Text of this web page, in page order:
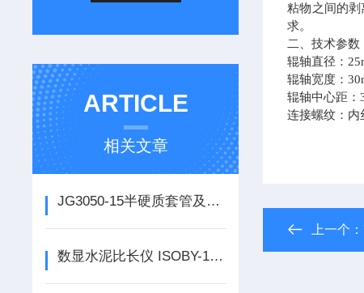
ARTICLE
相关文章
JG3050-15半硬质套管及波纹套管耐热试验装置 耐热试验装置
数显水泥比长仪 ISOBY-160使用说明
粘物之间的
求。
二、技术参数
辊轴直径：
辊轴宽度：
辊轴中心距：
连接螺纹：内
上一个：